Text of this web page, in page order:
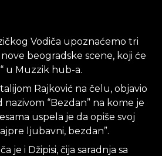
Vodiča upoznaćemo tri
beogradske scene, koji će
u Muzzik hub-a.
Rajković na čelu, objavio
nazivom “Bezdan” na kome je
uspela je da opiše svoj
ljubavni, bezdan”.
je i Džipisi, čija saradnja sa